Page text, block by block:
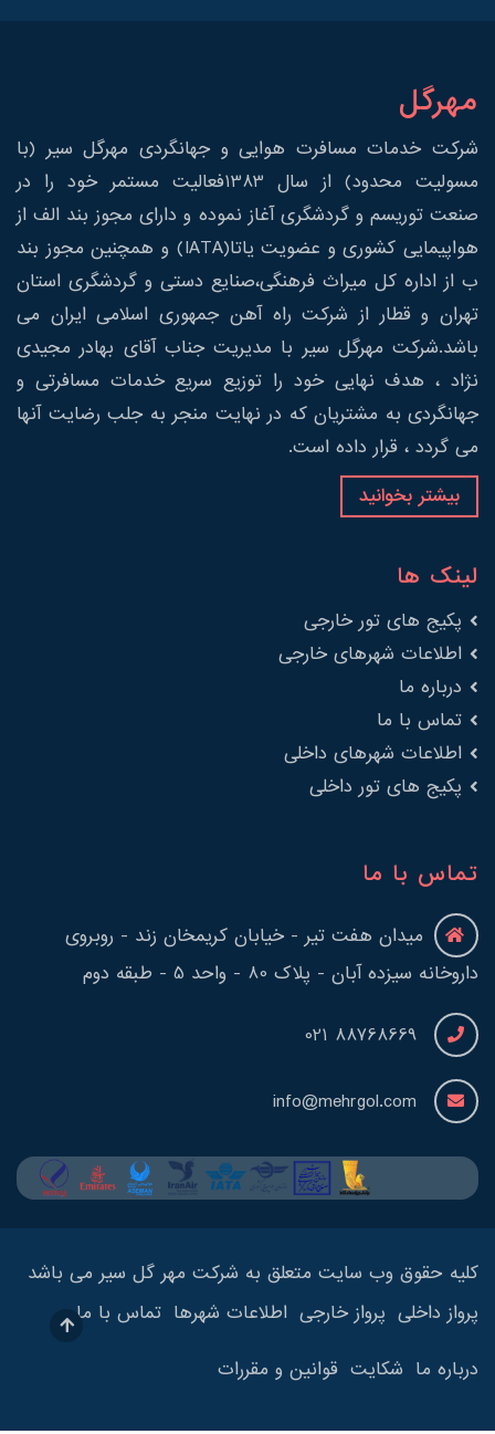
مهرگل
شرکت خدمات مسافرت هوایی و جهانگردی مهرگل سیر (با
مسولیت محدود) از سال 1383فعالیت مستمر خود را در
صنعت توریسم و گردشگری آغاز نموده و دارای مجوز بند الف از
هواپیمایی کشوری و عضویت یاتا(IATA) و همچنین مجوز بند
ب از اداره کل میراث فرهنگی،صنایع دستی و گردشگری استان
تهران و قطار از شرکت راه آهن جمهوری اسلامی ایران می
باشد.شرکت مهرگل سیر با مدیریت جناب آقای بهادر مجیدی
نژاد ، هدف نهایی خود را توزیع سریع خدمات مسافرتی و
جهانگردی به مشتریان که در نهایت منجر به جلب رضایت آنها
می گردد ، قرار داده است.
بیشتر بخوانید
لینک ها
پکیج های تور خارجی
اطلاعات شهرهای خارجی
درباره ما
تماس با ما
اطلاعات شهرهای داخلی
پکیج های تور داخلی
تماس با ما
میدان هفت تیر - خیابان کریمخان زند - روبروی
داروخانه سیزده آبان - پلاک 80 - واحد 5 - طبقه دوم
88768669 021
info@mehrgol.com
کلیه حقوق وب سایت متعلق به شرکت مهر گل سیر می باشد
پرواز داخلی پرواز خارجی اطلاعات شهرها تماس با ما
درباره ما شکایت قوانین و مقررات